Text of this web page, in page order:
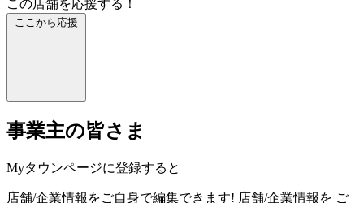
この店舗を応援する！
ここから応援
事業主の皆さま
Myタウンページに登録すると
店舗/企業情報をご自身で編集できます! 店舗/企業情報を ご